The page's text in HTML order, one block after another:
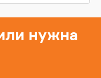
нужна